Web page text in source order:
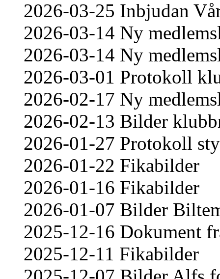
2026-03-25 Inbjudan
2026-03-14 Ny
2026-03-14 Ny
2026-03-01 Protokoll
2026-02-17 Ny
2026-02-13 Bilder
2026-01-27 Protokoll
2026-01-22 Fikabilder
2026-01-16 Fikabilder
2026-01-07 Bilder
2025-12-16 Dokument
2025-12-11 Fikabilder